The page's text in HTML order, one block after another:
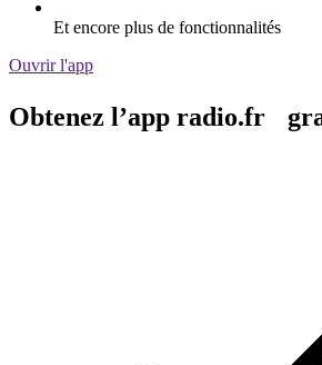
Et encore plus de fonctionnalités
Ouvrir l'app
Obtenez l’app radio.fr